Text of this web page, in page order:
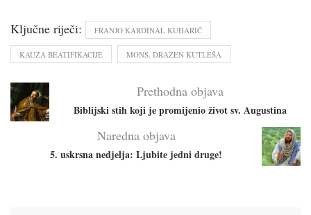
Ključne riječi: FRANJO KARDINAL KUHARIĆ
KAUZA BEATIFIKACIJE MONS. DRAŽEN KUTLEŠA
Prethodna objava
Biblijski stih koji je promijenio život sv. Augustina
Naredna objava
5. uskrsna nedjelja: Ljubite jedni druge!